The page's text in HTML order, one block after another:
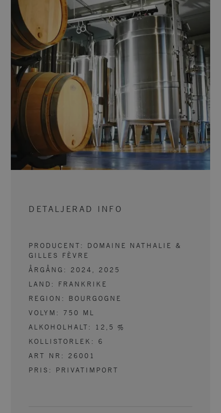
DETALJERAD INFO
PRODUCENT: DOMAINE NATHALIE &
GILLES FÈVRE
ÅRGÅNG: 2024, 2025
LAND: FRANKRIKE
REGION: BOURGOGNE
VOLYM: 750
ML
ALKOHOLHALT:
12,5
%
KOLLISTORLEK: 6
ART NR: 26001
PRIS: PRIVATIMPORT